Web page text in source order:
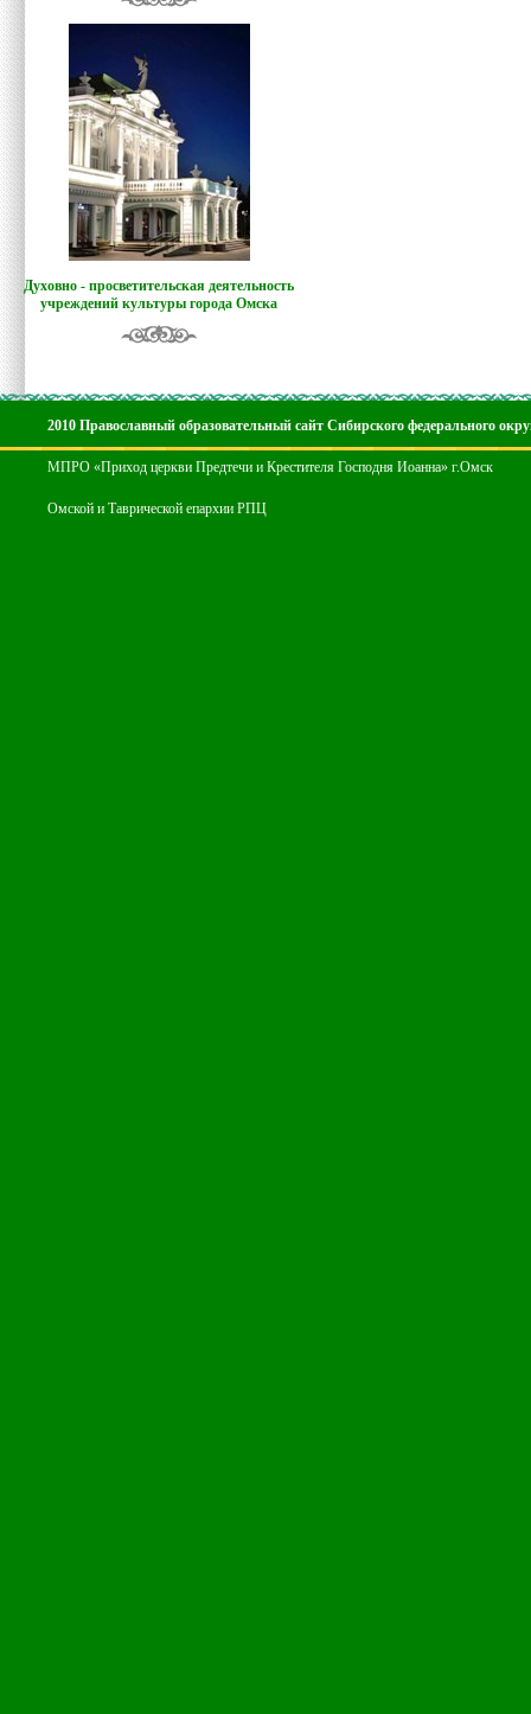
Духовно - просветительская деятельность
учреждений культуры города Омска
2010 Православный образовательный сайт Сибирского федерального
МПРО «Приход церкви Предтечи и Крестителя Господня Иоанна» г.Омск
Омской и Таврической епархии РПЦ